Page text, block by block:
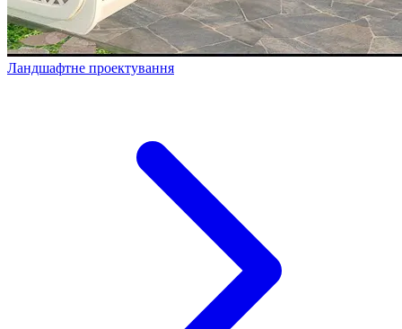
Ландшафтне проектування